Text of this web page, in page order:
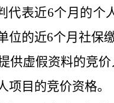
代表近6个月的个
位的近6个月社保
供虚假资料的竞
项目的竞价资格。